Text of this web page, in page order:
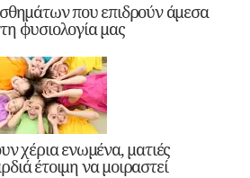
που επιδρούν άμεσα
φυσιολογία μας
χέρια ενωμένα, ματιές
έτοιμη να μοιραστεί